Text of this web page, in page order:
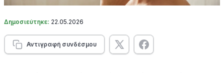
Δημοσιεύτηκε: 22.05.2026
Αντιγραφή συνδέσμου